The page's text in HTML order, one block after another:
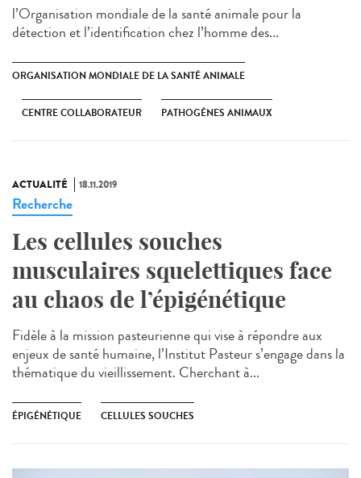
l’Organisation mondiale de la santé animale pour la
détection et l’identification chez l’homme des...
ORGANISATION MONDIALE DE LA SANTÉ ANIMALE
CENTRE COLLABORATEUR PATHOGÈNES ANIMAUX
ACTUALITÉ 18.11.2019
Recherche
Les cellules souches
musculaires squelettiques face
au chaos de l’épigénétique
Fidèle à la mission pasteurienne qui vise à répondre aux
enjeux de santé humaine, l’Institut Pasteur s’engage dans la
thématique du vieillissement. Cherchant à...
ÉPIGÉNÉTIQUE CELLULES SOUCHES